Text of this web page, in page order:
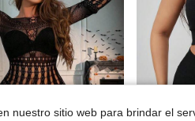
nuestro sitio web para brindar el